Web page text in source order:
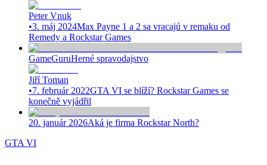
Peter Vnuk
•3. máj 2024Max Payne 1 a 2 sa vracajú v remaku od
Remedy a Rockstar Games
GameGuruHerné spravodajstvo
Jiří Toman
•7. február 2022GTA VI se blíží? Rockstar Games se
konečně vyjádřil
20. január 2026Aká je firma Rockstar North?
GTA VI